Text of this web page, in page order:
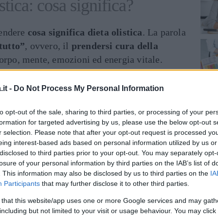
- Do Not Process My Personal Information
opt-out of the sale, sharing to third parties, or processing of your
for targeted advertising by us, please use the below opt-out
selection. Please note that after your opt-out request is processed
interest-based ads based on personal information utilized by us
to third parties prior to your opt-out. You may separately
of your personal information by third parties on the IAB’s list of
This information may also be disclosed by us to third parties on the
Participants that may further disclose it to other third parties.
that this website/app uses one or more Google services and may
but not limited to your visit or usage behaviour. You may
cosa significa?
cosa significa dieta olistica. La parola
, ovvero, il prendersi cura della
mente, emozioni ed energia vitale.
olistica, quindi, si intende “il mangiare
e, soprattutto, consapevole. Scopo di
è il raggiungimento di uno stato di
e duraturo, maturando una coscienza
nelle dosi che nella tipologia di alimenti.
solo come nutrimento ma come
in modo da aiutare concretamente il
, incrementando la sua energia ed
tipo di disequilibrio o disturbo.